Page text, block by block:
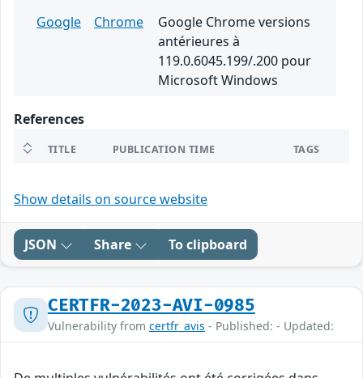
Google
Chrome
Google Chrome versions
antérieures à
119.0.6045.199/.200 pour
Microsoft Windows
References
TITLE PUBLICATION TIME TAGS
Show details on source website
JSON Share To clipboard
CERTFR-2023-AVI-0985
Vulnerability from certfr_avis - Published: - Updated: